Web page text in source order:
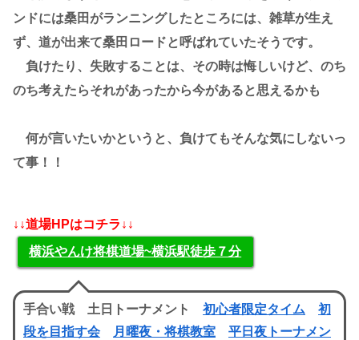
ンドには桑田がランニングしたところには、雑草が生え
ず、道が出来て桑田ロードと呼ばれていたそうです。
負けたり、失敗することは、その時は悔しいけど、のち
のち考えたらそれがあったから今があると思えるかも
何が言いたいかというと、負けてもそんな気にしないっ
て事！！
↓↓道場HPはコチラ↓↓
横浜やんけ将棋道場~横浜駅徒歩７分
手合い戦 土日トーナメント 初心者限定タイム
初
段を目指す会
月曜夜・将棋教室
平日夜トーナメン